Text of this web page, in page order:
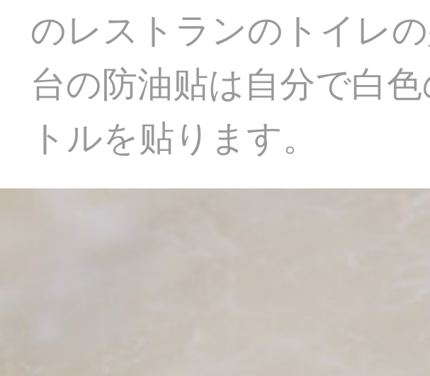
のレストランのトイレ
台の防油贴は自分で白
トルを贴ります。